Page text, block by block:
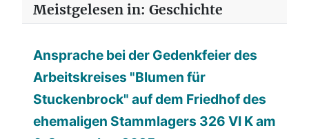
Meistgelesen in: Geschichte
Ansprache bei der Gedenkfeier des
Arbeitskreises "Blumen für
Stuckenbrock" auf dem Friedhof des
ehemaligen Stammlagers 326 VI K am